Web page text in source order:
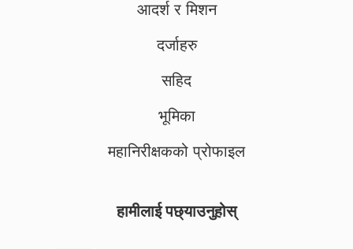
आदर्श र मिशन
दर्जाहरु
सहिद
भूमिका
महानिरीक्षकको प्रोफाइल
हामीलाई पछ्याउनुहोस्